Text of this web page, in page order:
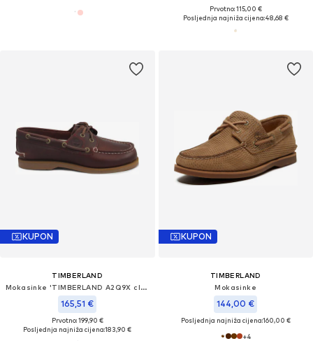
Prvotno: 115,00 €
Posljednja najniža cijena:48,68 €
KUPON
TIMBERLAND
Mokasinke 'TIMBERLAND A2Q9X classic boat burgundy full grain bordeaux scarpe donna mocassini lacci'
165,51 €
Prvotno: 199,90 €
Posljednja najniža cijena:183,90 €
KUPON
TIMBERLAND
Mokasinke
144,00 €
Posljednja najniža cijena:160,00 €
+4